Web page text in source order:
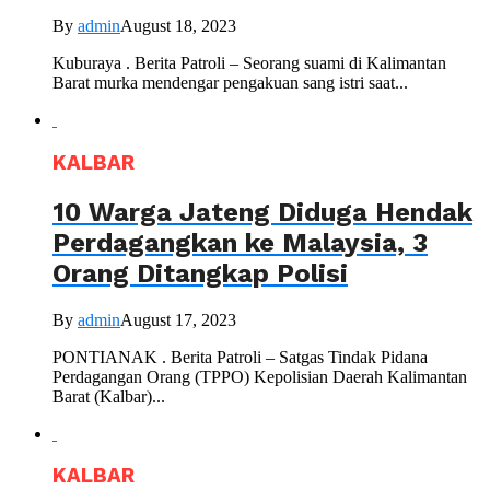
By adminAugust 18, 2023
Kuburaya . Berita Patroli – Seorang suami di Kalimantan
Barat murka mendengar pengakuan sang istri saat...
KALBAR
10 Warga Jateng Diduga Hendak
Perdagangkan ke Malaysia, 3
Orang Ditangkap Polisi
By adminAugust 17, 2023
PONTIANAK . Berita Patroli – Satgas Tindak Pidana
Perdagangan Orang (TPPO) Kepolisian Daerah Kalimantan
Barat (Kalbar)...
KALBAR